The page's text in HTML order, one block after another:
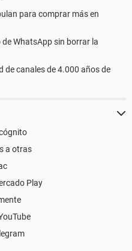
para comprar más en
WhatsApp sin borrar la
de canales de 4.000 años de
a otras
Play